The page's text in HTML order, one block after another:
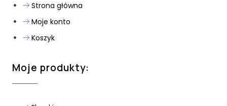
Strona główna
Moje konto
Koszyk
Moje produkty: